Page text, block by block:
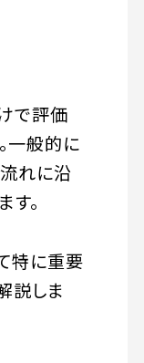
で評価
一般的に
流れに沿
。
特に重要
説しま